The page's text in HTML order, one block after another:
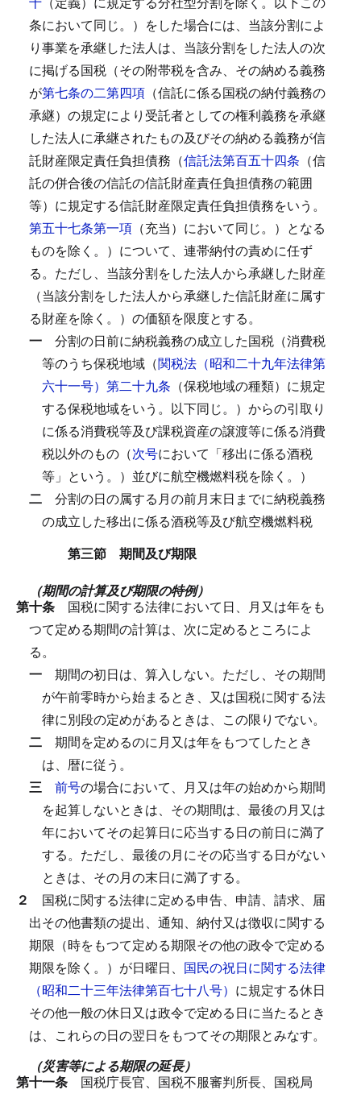
条において同じ。）をした場合には、当該分割によ
り事業を承継した法人は、当該分割をした法人の次
に掲げる国税（その附帯税を含み、その納める義務
が第七条の二第四項 （信託に係る国税の納付義務の
承継）の規定により受託者としての権利義務を承継
した法人に承継されたもの及びその納める義務が信
託財産限定責任負担債務（信託法第百五十四条 （信
託の併合後の信託の信託財産責任負担債務の範囲
等）に規定する信託財産限定責任負担債務をいう。
第五十七条第一項 （充当）において同じ。）となる
ものを除く。）について、連帯納付の責めに任ず
る。 ただし、当該分割をした法人から承継した財産
（当該分割をした法人から承継した信託財産に属す
る財産を除く。）の価額を限度とする。
一 分割の日前に納税義務の成立した国税（消費税
等のうち保税地域（関税法（昭和二十九年法律第
六十一号）第二十九条 （保税地域の種類）に規定
する保税地域をいう。以下同じ。）からの引取り
に係る消費税等及び課税資産の譲渡等に係る消費
税以外のもの（次号において「移出に係る酒税
等」という。）並びに航空機燃料税を除く。）
二 分割の日の属する月の前月末日までに納税義務
の成立した移出に係る酒税等及び航空機燃料税
第三節 期間及び期限
（期間の計算及び期限の特例）
第十条 国税に関する法律において日、月又は年をも
つて定める期間の計算は、次に定めるところによ
る。
一 期間の初日は、算入しない。 ただし、その期間
が午前零時から始まるとき、又は国税に関する法
律に別段の定めがあるときは、この限りでない。
二 期間を定めるのに月又は年をもつてしたとき
は、暦に従う。
三 前号の場合において、月又は年の始めから期間
を起算しないときは、その期間は、最後の月又は
年においてその起算日に応当する日の前日に満了
する。 ただし、最後の月にその応当する日がない
ときは、その月の末日に満了する。
２ 国税に関する法律に定める申告、申請、請求、届
出その他書類の提出、通知、納付又は徴収に関する
期限（時をもつて定める期限その他の政令で定める
期限を除く。）が日曜日、 国民の祝日に関する法律
（昭和二十三年法律第百七十八号） に規定する休日
その他一般の休日又は政令で定める日に当たるとき
は、これらの日の翌日をもつてその期限とみなす。
（災害等による期限の延長）
第十一条 国税庁長官、国税不服審判所長、国税局